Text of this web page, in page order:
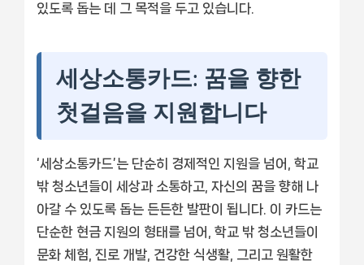
있도록 돕는 데 그 목적을 두고 있습니다.
세상소통카드: 꿈을 향한
첫걸음을 지원합니다
‘세상소통카드’는 단순히 경제적인 지원을 넘어, 학교
밖 청소년들이 세상과 소통하고, 자신의 꿈을 향해 나
아갈 수 있도록 돕는 든든한 발판이 됩니다. 이 카드는
단순한 현금 지원의 형태를 넘어, 학교 밖 청소년들이
문화 체험, 진로 개발, 건강한 식생활, 그리고 원활한